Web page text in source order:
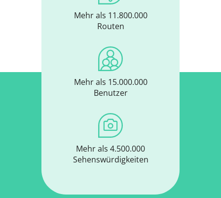
Mehr als 11.800.000
Routen
Mehr als 15.000.000
Benutzer
Mehr als 4.500.000
Sehenswürdigkeiten